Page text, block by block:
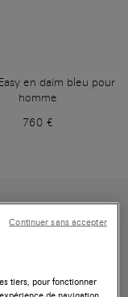
en daim bleu pour
homme
760 €
tiers, pour fonctionner
Continuer sans accepter